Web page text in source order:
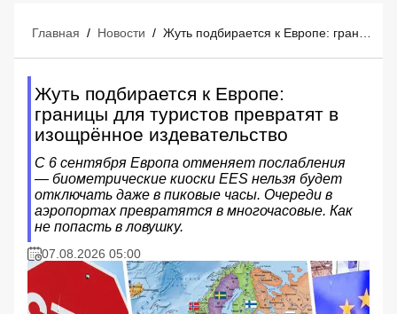
Главная / Новости /
Жуть подбирается к Европе:
границы для туристов превратят в
изощрённое издевательство
С 6 сентября Европа отменяет послабления
— биометрические киоски EES нельзя будет
отключать даже в пиковые часы. Очереди в
аэропортах превратятся в многочасовые. Как
не попасть в ловушку.
07.08.2026 05:00